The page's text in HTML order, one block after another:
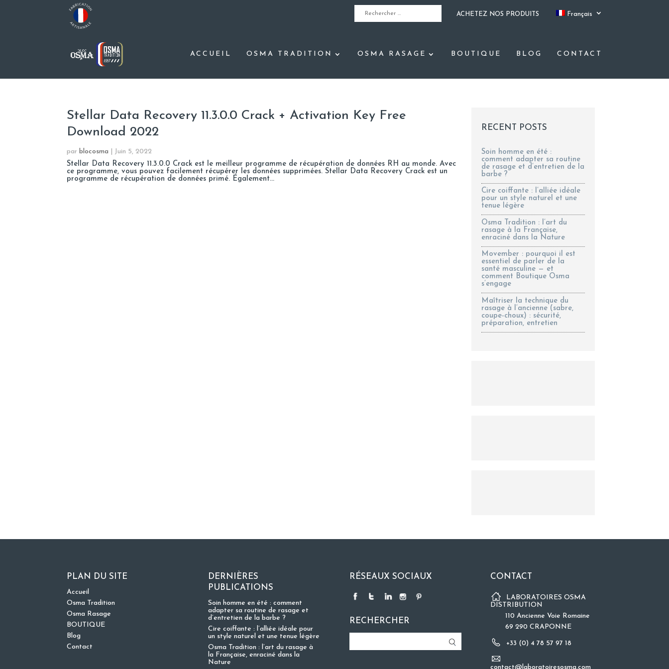
ACHETEZ NOS PRODUITS Français
ACCUEIL OSMA TRADITION OSMA RASAGE BOUTIQUE BLOG CONTACT
Stellar Data Recovery 11.3.0.0 Crack + Activation Key Free
Download 2022
par blocosma
Juin 5, 2022
Stellar Data Recovery 11.3.0.0 Crack est le meilleur programme de récupération de données RH au monde. Avec
ce programme, vous pouvez facilement récupérer les données supprimées. Stellar Data Recovery Crack est un
programme de récupération de données primé. Également...
RECENT POSTS
Soin homme en été :
comment adapter sa routine
de rasage et d’entretien de la
barbe ?
Cire coiffante : l’alliée idéale
pour un style naturel et une
tenue légère
Osma Tradition : l’art du
rasage à la Française,
enraciné dans la Nature
Movember : pourquoi il est
essentiel de parler de la
santé masculine — et
comment Boutique Osma
s’engage
Maîtriser la technique du
rasage à l’ancienne (sabre,
coupe-choux) : sécurité,
préparation, entretien
PLAN DU SITE
Accueil
Osma Tradition
Osma Rasage
BOUTIQUE
Blog
Contact
DERNIÈRES
PUBLICATIONS
Soin homme en été : comment
adapter sa routine de rasage et
d’entretien de la barbe ?
Cire coiffante : l’alliée idéale pour
un style naturel et une tenue légère
Osma Tradition : l’art du rasage à
la Française, enraciné dans la
Nature
RÉSEAUX SOCIAUX
RECHERCHER
CONTACT
LABORATOIRES OSMA
DISTRIBUTION
110 Ancienne Voie Romaine
69 290 CRAPONNE
+33 (0) 4 78 57 97 18
contact@laboratoiresosma.com